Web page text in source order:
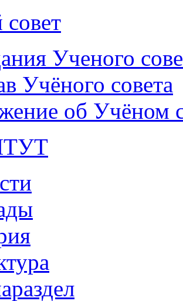
Ученого
Учёного совета
об Учёном